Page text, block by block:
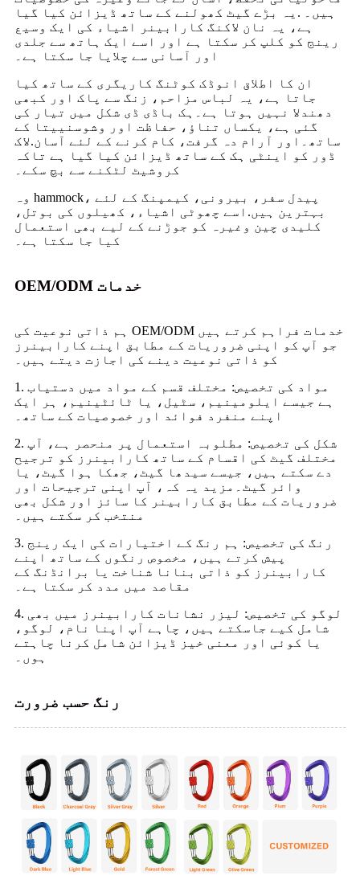
ہیں۔ .یہ بڑے گیٹ کھولنے کے ساتھ ڈیزائن کیا گیا
ہے، یہ نان لاکنگ کارابینر اشیاء کی ایک وسیع
رینج کو کلپ کر سکتا ہے اور اسے ایک ہاتھ سے جلدی
اور آسانی سے چلایا جا سکتا ہے۔
ان کا اطلاق انوڈک کوٹنگ کاریگری کے ساتھ کیا
جاتا ہے، یہ لباس مزاحم، زنگ سے پاک اور کبھی
دھندلا نہیں ہوتا ہے۔ہک باڈی ڈی شکل میں تیار کی
گئی ہے، یکساں تناؤ، حفاظت اور وشوسنییتا کے
ساتھ۔اور آرام دہ گرفت، کام کرنے کے لئے آسان.لاک
ڈور کو اینٹی ہک کے ساتھ ڈیزائن کیا گیا ہے تاکہ
کروشیٹ لٹکنے سے بچ سکے۔
وہ hammock، پیدل سفر، بیرونی، کیمپنگ کے لئے
بہترین ہیں.اسے چھوٹی اشیاء، کھیلوں کی بوتل،
کلیدی چین وغیرہ کو جوڑنے کے لیے بھی استعمال
کیا جا سکتا ہے۔
OEM/ODM خدمات
ہم ذاتی نوعیت کی OEM/ODM خدمات فراہم کرتے ہیں
جو آپ کو اپنی ضروریات کے مطابق اپنے کارابینرز
کو ذاتی نوعیت دینے کی اجازت دیتے ہیں۔
1. مواد کی تخصیص: مختلف قسم کے مواد میں دستیاب
ہے جیسے ایلومینیم، سٹیل، یا ٹائٹینیم، ہر ایک
اپنے منفرد فوائد اور خصوصیات کے ساتھ۔
2. شکل کی تخصیص: مطلوبہ استعمال پر منحصر ہے، آپ
مختلف گیٹ کی اقسام کے ساتھ کارابینرز کو ترجیح
دے سکتے ہیں، جیسے سیدھا گیٹ، جھکا ہوا گیٹ، یا
وائر گیٹ۔مزید یہ کہ، آپ اپنی ترجیحات اور
ضروریات کے مطابق کارابینر کا سائز اور شکل بھی
منتخب کر سکتے ہیں۔
3. رنگ کی تخصیص: ہم رنگ کے اختیارات کی ایک رینج
پیش کرتے ہیں، مخصوص رنگوں کے ساتھ اپنے
کارابینرز کو ذاتی بنانا شناخت یا برانڈنگ کے
مقاصد میں مدد کر سکتا ہے۔
4. لوگو کی تخصیص: لیزر نشانات کارابینرز میں بھی
شامل کیے جاسکتے ہیں، چاہے آپ اپنا نام، لوگو،
یا کوئی اور معنی خیز ڈیزائن شامل کرنا چاہتے
ہوں۔
رنگ حسب ضرورت